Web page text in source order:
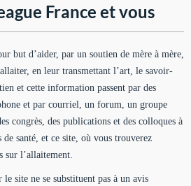
France et vous
but d’aider, par un soutien de mère à mère,
en leur transmettant l’art, le savoir-
et cette information passent par des
et par courriel, un forum, un groupe
congrès, des publications et des colloques à
santé, et ce site, où vous trouverez
sur l’allaitement.
site ne se substituent pas à un avis